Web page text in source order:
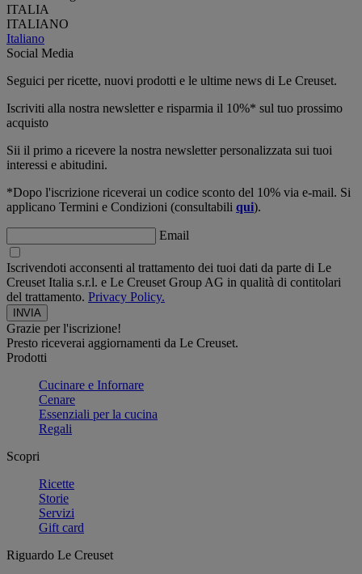
ITALIA
ITALIANO
Italiano
Social Media
Seguici per ricette, nuovi prodotti e le ultime news di Le Creuset.
Iscriviti alla nostra newsletter e risparmia il 10%* sul tuo prossimo
acquisto
Sii il primo a ricevere la nostra newsletter personalizzata sui tuoi
interessi e abitudini.
*Dopo l'iscrizione riceverai un codice sconto del 10% via e-mail. Si
applicano Termini e Condizioni (consultabili qui).
Email
Iscrivendoti acconsenti al trattamento dei tuoi dati da parte di Le
Creuset Italia s.r.l. e Le Creuset Group AG in qualità di contitolari
del trattamento. Privacy Policy.
Grazie per l'iscrizione!
Presto riceverai aggiornamenti da Le Creuset.
Prodotti
Cucinare e Infornare
Cenare
Essenziali per la cucina
Regali
Scopri
Ricette
Storie
Servizi
Gift card
Riguardo Le Creuset